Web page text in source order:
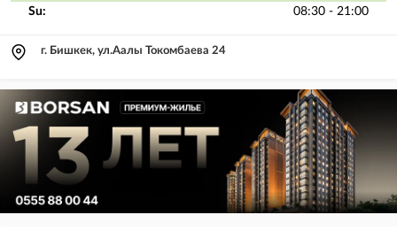
Su:
08:30 - 21:00
г. Бишкек, ул.Аалы Токомбаева 24